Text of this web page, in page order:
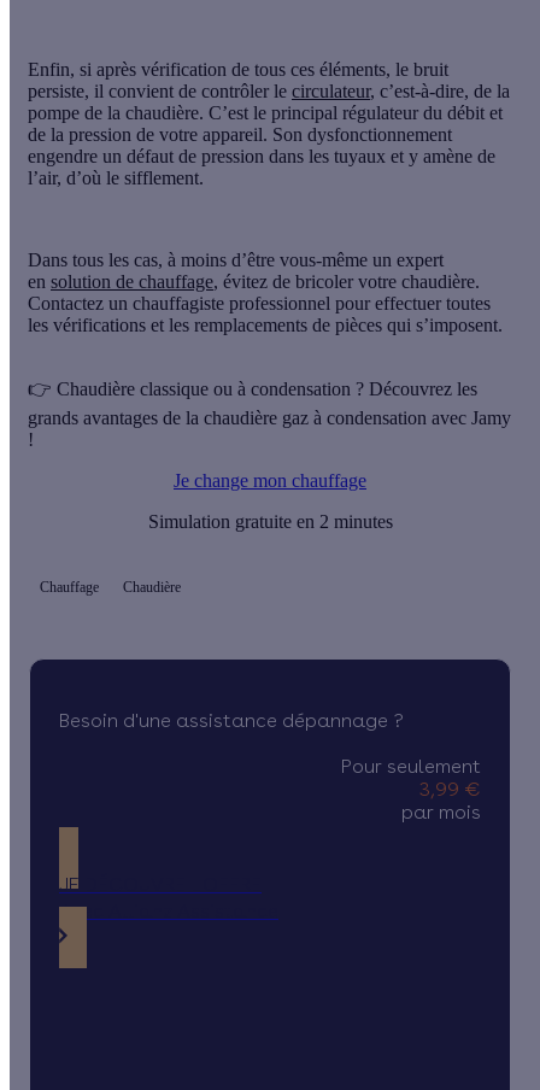
Enfin, si après vérification de tous ces éléments, le bruit
persiste, il convient de contrôler le circulateur, c’est-à-dire, de la
pompe de la chaudière. C’est le principal régulateur du débit et
de la pression de votre appareil. Son dysfonctionnement
engendre un défaut de pression dans les tuyaux et y amène de
l’air, d’où le sifflement.
Dans tous les cas, à moins d’être vous-même un expert
en solution de chauffage, évitez de bricoler votre chaudière.
Contactez un chauffagiste professionnel pour effectuer toutes
les vérifications et les remplacements de pièces qui s’imposent.
👉 Chaudière classique ou à condensation ? Découvrez les
grands avantages de la chaudière gaz à condensation avec Jamy
!
Je change mon chauffage
Simulation gratuite en 2 minutes
Chauffage Chaudière
Besoin d'une assistance dépannage ?
Pour seulement
3,99 €
par mois
JE DÉCOUVRE L'OFFRE
Avec Allianz Assistance